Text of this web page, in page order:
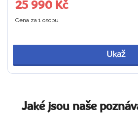
25 990 Kč
Cena za 1 osobu
Ukaž
Jaké jsou naše